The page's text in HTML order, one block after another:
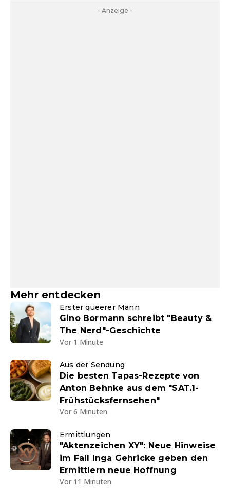
- Anzeige -
Mehr entdecken
Erster queerer Mann
Gino Bormann schreibt "Beauty &
The Nerd"-Geschichte
Vor 1 Minute
Aus der Sendung
Die besten Tapas-Rezepte von
Anton Behnke aus dem "SAT.1-
Frühstücksfernsehen"
Vor 6 Minuten
Ermittlungen
"Aktenzeichen XY": Neue Hinweise
im Fall Inga Gehricke geben den
Ermittlern neue Hoffnung
Vor 11 Minuten